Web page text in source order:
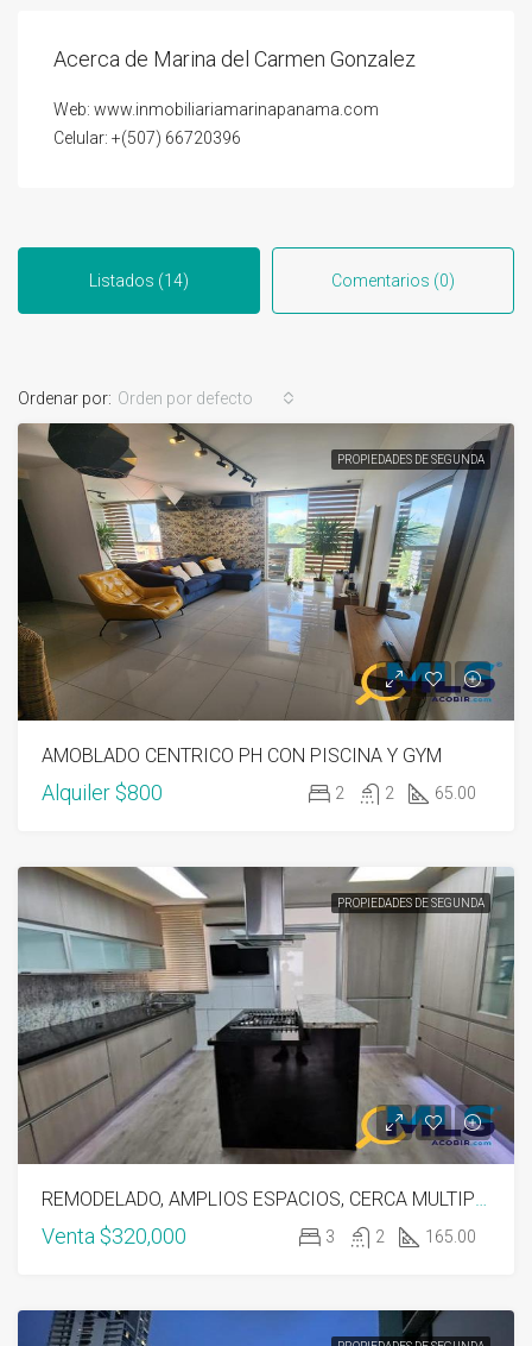
Acerca de Marina del Carmen Gonzalez
Web: www.inmobiliariamarinapanama.com
Celular: +(507) 66720396
Listados (14) Comentarios (0)
Ordenar por: Orden por defecto
PROPIEDADES DE SEGUNDA
AMOBLADO CENTRICO PH CON PISCINA Y GYM
Alquiler $800 2 2 65.00
PROPIEDADES DE SEGUNDA
REMODELADO, AMPLIOS ESPACIOS, CERCA MULTIPLAZA
Venta $320,000 3 2 165.00